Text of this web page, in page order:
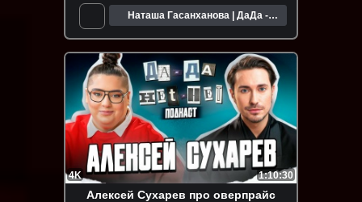
Наташа Гасанханова | ДаДа -
4K 1:10:30
Алексей Сухарев про оверпрайс